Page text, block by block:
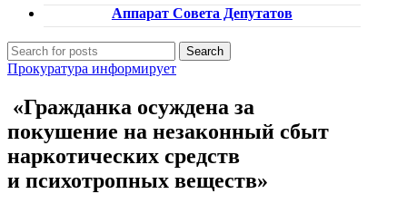
Аппарат Совета Депутатов
Search
Прокуратура информирует
«Гражданка осуждена за
покушение на незаконный сбыт
наркотических средств
и психотропных веществ»